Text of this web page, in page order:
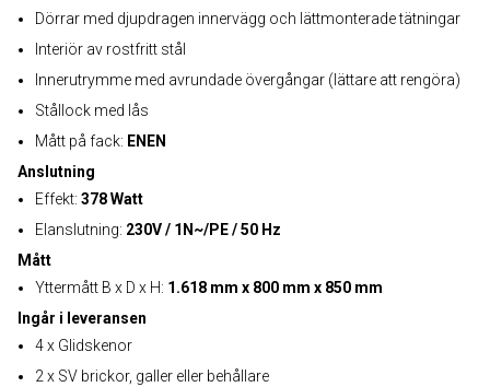
Dörrar med djupdragen innervägg och lättmonterade tätningar
Interiör av rostfritt stål
Innerutrymme med avrundade övergångar (lättare att rengöra)
Stållock med lås
Mått på fack: ENEN
Anslutning
Effekt: 378 Watt
Elanslutning: 230V / 1N~/PE / 50 Hz
Mått
Yttermått B x D x H: 1.618 mm x 800 mm x 850 mm
Ingår i leveransen
4 x Glidskenor
2 x SV brickor, galler eller behållare